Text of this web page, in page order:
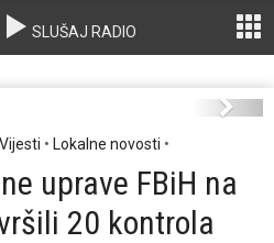
SLUŠAJ RADIO
Next
Vijesti • Lokalne novosti •
uprave FBiH na
20 kontrola